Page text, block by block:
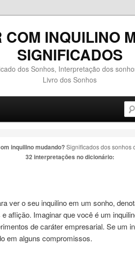
COM INQUILINO
SIGNIFICADOS
dos Sonhos, Interpretação dos
Livro dos Sonhos
inquilino mudando?Significados dos sonhos
32 interpretações no dicionário:
ver o seu inquilinoem um sonho,
aflição. Imaginar que você é um
de caráter empresarial. Se um
em alguns compromissos.